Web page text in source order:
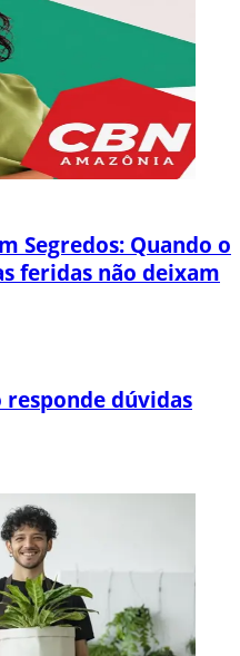
Segredos: Quando o
feridas não deixam
responde dúvidas